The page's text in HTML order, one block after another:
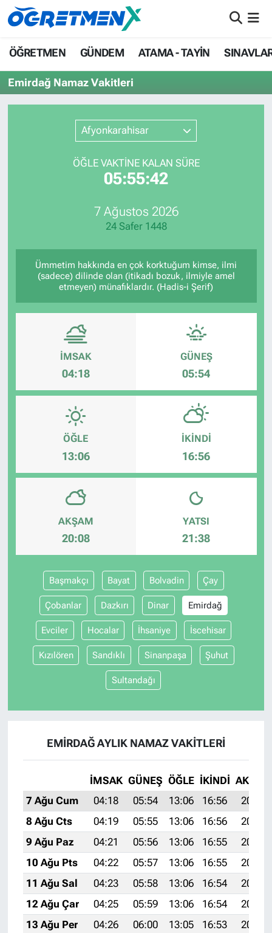
ÖĞRETMEN GÜNDEM ATAMA - TAYİN
Emirdağ Namaz Vakitleri
Afyonkarahisar
ÖĞLE VAKTİNE KALAN SÜRE
05:55:42
7 Ağustos 2026
24 Safer 1448
Ümmetim hakkında en çok korktuğum kimse, ilmi
(sadece) dilinde olan (itikadı bozuk, ilmiyle amel
etmeyen) münafıklardır. (Hadis-i Şerif)
İMSAK
04:18
GÜNEŞ
05:54
ÖĞLE
13:06
İKINDI
16:56
AKŞAM
20:08
YATSI
21:38
Başmakçı Bayat Bolvadin Çay
Çobanlar Dazkırı Dinar Emirdağ
Evciler Hocalar İhsaniye İscehisar
Kızılören Sandıklı Sinanpaşa Şuhut
Sultandağı
EMIRDAĞ AYLIK NAMAZ VAKITLERI
İMSAK GÜNEŞ ÖĞLE İKINDI AKŞAM
7 Ağu Cum
04:18 05:54 13:06 16:56
20:08
8 Ağu Cts
04:19 05:55 13:06 16:56
20:07
9 Ağu Paz
04:21 05:56 13:06 16:55
20:06
10 Ağu Pts
04:22 05:57 13:06 16:55
20:05
11 Ağu Sal
04:23 05:58 13:06 16:54
20:04
12 Ağu Çar
04:25 05:59 13:06 16:54
20:02
13 Ağu Per
04:26 06:00 13:05 16:53
20:01
ÖĞRETMEN
GÜNDEM
ATAMA - TAYİN
SINAVLAR
HAYATIN İÇİNDEN
İstanbul Nöbetçi Eczaneler
İstanbul Hava Durumu
İstanbul Namaz Vakitleri
İstanbul Trafik Yoğunluk Haritası
Süper Lig Puan Durumu ve Fikstür
Son Dakika Haberleri
Haber Arşivi